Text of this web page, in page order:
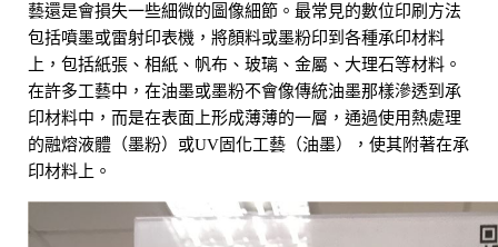
藝還是會損失一些細微的圖像細節。最常見的數位印刷方法
包括噴墨或雷射印表機，將顏料或墨粉印到各種承印材料
上，包括紙張、相紙、帆布、玻璃、金屬、大理石等材料。
在許多工藝中，在油墨或墨粉不會像傳統油墨那樣滲透到承
印材料中，而是在表面上形成薄薄的一層，通過使用熱處理
的融熔液體（墨粉）或UV固化工藝（油墨），使其附著在承
印材料上。